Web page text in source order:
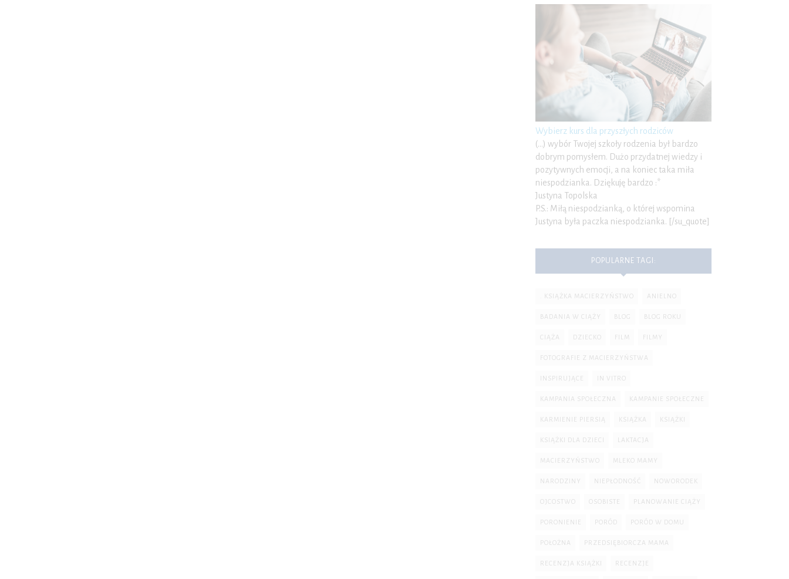
Wybierz kurs dla przyszłych rodziców
(…) wybór Twojej szkoły rodzenia był bardzo
dobrym pomysłem. Dużo przydatnej wiedzy i
pozytywnych emocji, a na koniec taka miła
niespodzianka. Dziękuję bardzo :*
Justyna Topolska
P.S.: Miłą niespodzianką, o której wspomina
Justyna była paczka niespodzianka. [/su_quote]
POPULARNE TAGI:
. KSIĄŻKA MACIERZYŃSTWO ANIELNO
BADANIA W CIĄŻY BLOG BLOG ROKU
CIĄŻA DZIECKO FILM FILMY
FOTOGRAFIE Z MACIERZYŃSTWA
INSPIRUJĄCE IN VITRO
KAMPANIA SPOŁECZNA KAMPANIE SPOŁECZNE
KARMIENIE PIERSIĄ KSIĄŻKA KSIĄŻKI
KSIĄŻKI DLA DZIECI LAKTACJA
MACIERZYŃSTWO MLEKO MAMY
NARODZINY NIEPŁODNOŚĆ NOWORODEK
OJCOSTWO OSOBISTE PLANOWANIE CIĄŻY
PORONIENIE PORÓD PORÓD W DOMU
POŁOŻNA PRZEDSIĘBIORCZA MAMA
RECENZJA KSIĄŻKI RECENZJE